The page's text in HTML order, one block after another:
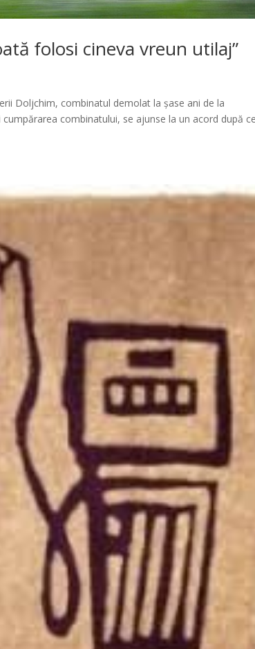
folosi cineva vreun utilaj”
Doljchim, combinatul demolat la șase ani de la
combinatului, se ajunse la un acord după